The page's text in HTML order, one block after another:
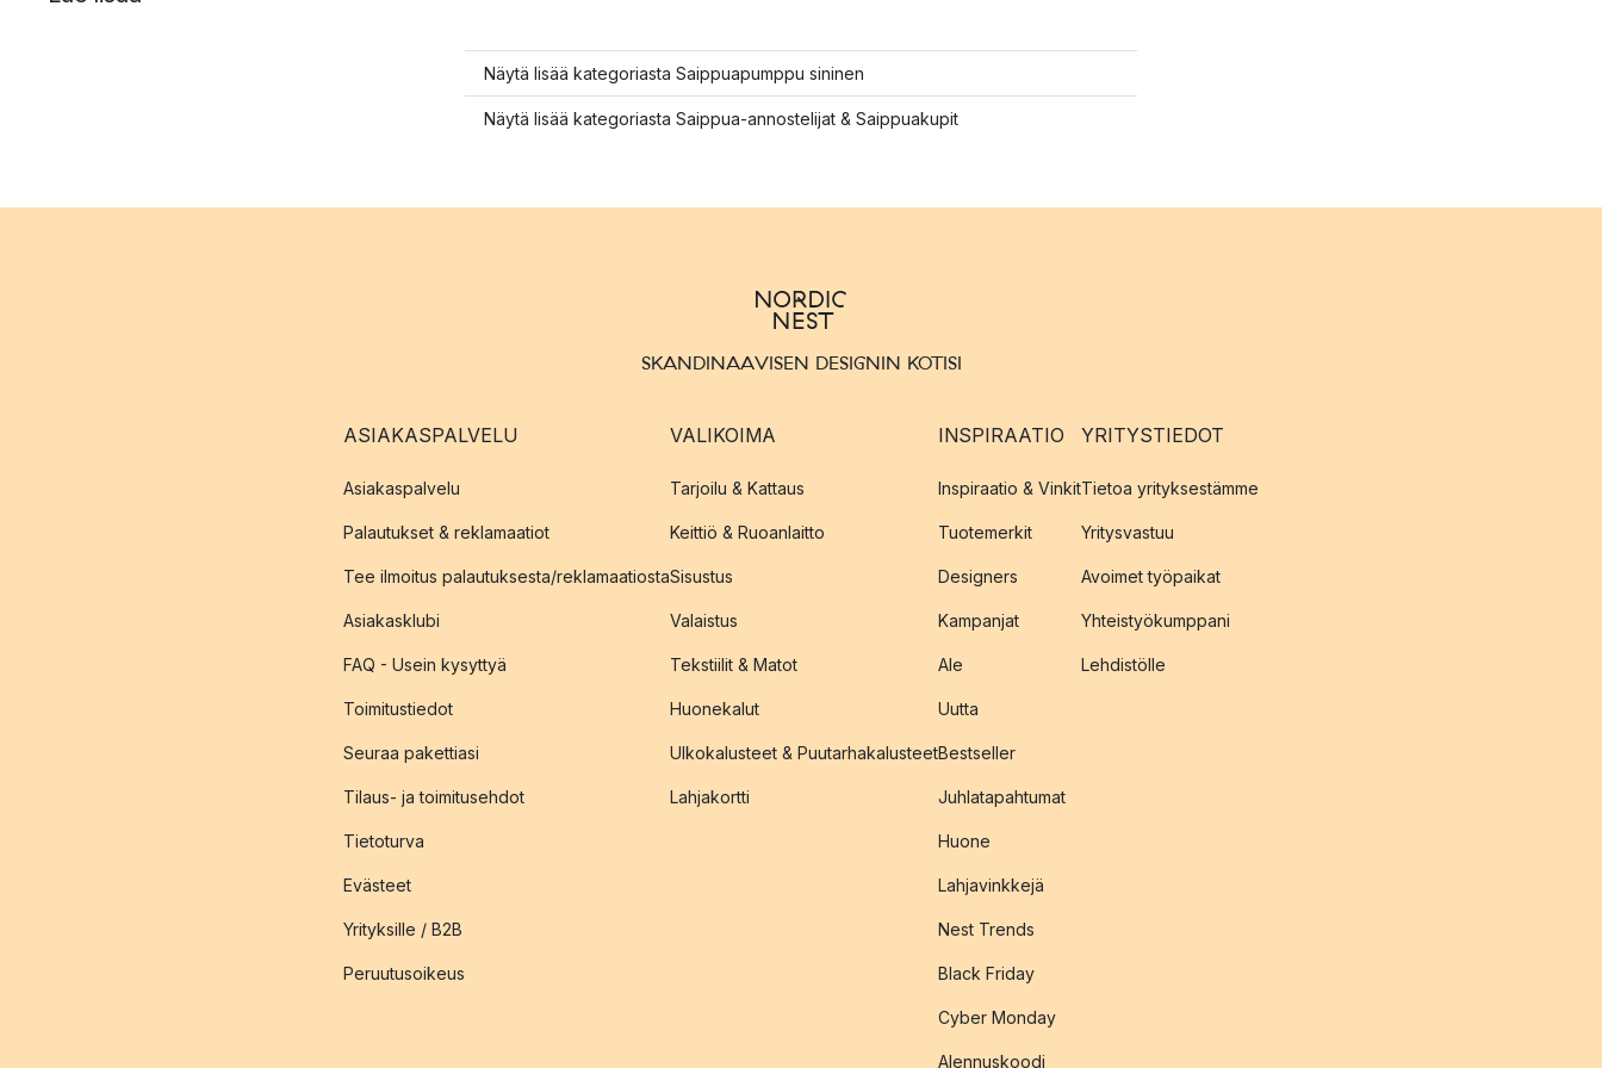
Näytä lisää kategoriasta Saippuapumppu sininen
Näytä lisää kategoriasta Saippua-annostelijat & Saippuakupit
SKANDINAAVISEN DESIGNIN KOTISI
ASIAKASPALVELU
Asiakaspalvelu
Palautukset & reklamaatiot
Tee ilmoitus palautuksesta/reklamaatiosta
Asiakasklubi
FAQ - Usein kysyttyä
Toimitustiedot
Seuraa pakettiasi
Tilaus- ja toimitusehdot
Tietoturva
Evästeet
Yrityksille / B2B
Peruutusoikeus
VALIKOIMA
Tarjoilu & Kattaus
Keittiö & Ruoanlaitto
Sisustus
Valaistus
Tekstiilit & Matot
Huonekalut
Ulkokalusteet & Puutarhakalusteet
Lahjakortti
INSPIRAATIO
Inspiraatio & Vinkit
Tuotemerkit
Designers
Kampanjat
Ale
Uutta
Bestseller
Juhlatapahtumat
Huone
Lahjavinkkejä
Nest Trends
Black Friday
Cyber Monday
Alennuskoodi
YRITYSTIEDOT
Tietoa yrityksestämme
Yritysvastuu
Avoimet työpaikat
Yhteistyökumppani
Lehdistölle